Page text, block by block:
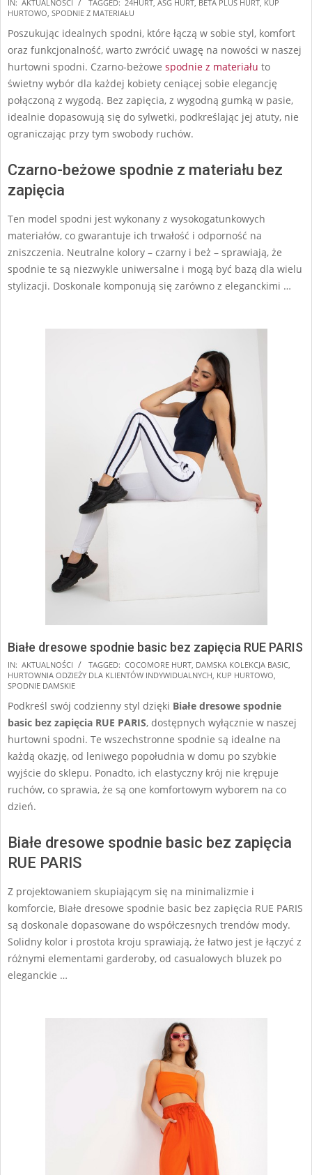
09-
24
IN: AKTUALNOŚCI TAGGED: 24HURT ASG HURT BETA PLUS HURT KUP
HURTOWO SPODNIE Z MATERIAŁU
Poszukując idealnych spodni, które łączą w sobie styl, komfort
oraz funkcjonalność, warto zwrócić uwagę na nowości w naszej
hurtowni spodni. Czarno-beżowe spodnie z materiału to
świetny wybór dla każdej kobiety ceniącej sobie elegancję
połączoną z wygodą. Bez zapięcia, z wygodną gumką w pasie,
idealnie dopasowują się do sylwetki, podkreślając jej atuty, nie
ograniczając przy tym swobody ruchów.
Czarno-beżowe spodnie z materiału bez
zapięcia
Ten model spodni jest wykonany z wysokogatunkowych
materiałów, co gwarantuje ich trwałość i odporność na
zniszczenia. Neutralne kolory – czarny i beż – sprawiają, że
spodnie te są niezwykle uniwersalne i mogą być bazą dla wielu
stylizacji. Doskonale komponują się zarówno z eleganckimi …
Białe dresowe spodnie basic bez zapięcia RUE PARIS
2024-
09-
IN: AKTUALNOŚCI TAGGED: COCOMORE HURT DAMSKA KOLEKCJA BASIC
HURTOWNIA ODZIEŻY DLA KLIENTÓW INDYWIDUALNYCH KUP HURTOWO
SPODNIE DAMSKIE
Podkreśl swój codzienny styl dzięki Białe dresowe spodnie
basic bez zapięcia RUE PARIS, dostępnych wyłącznie w naszej
hurtowni spodni. Te wszechstronne spodnie są idealne na
każdą okazję, od leniwego popołudnia w domu po szybkie
wyjście do sklepu. Ponadto, ich elastyczny krój nie krępuje
ruchów, co sprawia, że są one komfortowym wyborem na co
dzień.
Białe dresowe spodnie basic bez zapięcia
RUE PARIS
Z projektowaniem skupiającym się na minimalizmie i
komforcie, Białe dresowe spodnie basic bez zapięcia RUE PARIS
są doskonale dopasowane do współczesnych trendów mody.
Solidny kolor i prostota kroju sprawiają, że łatwo jest je łączyć z
różnymi elementami garderoby, od casualowych bluzek po
eleganckie …